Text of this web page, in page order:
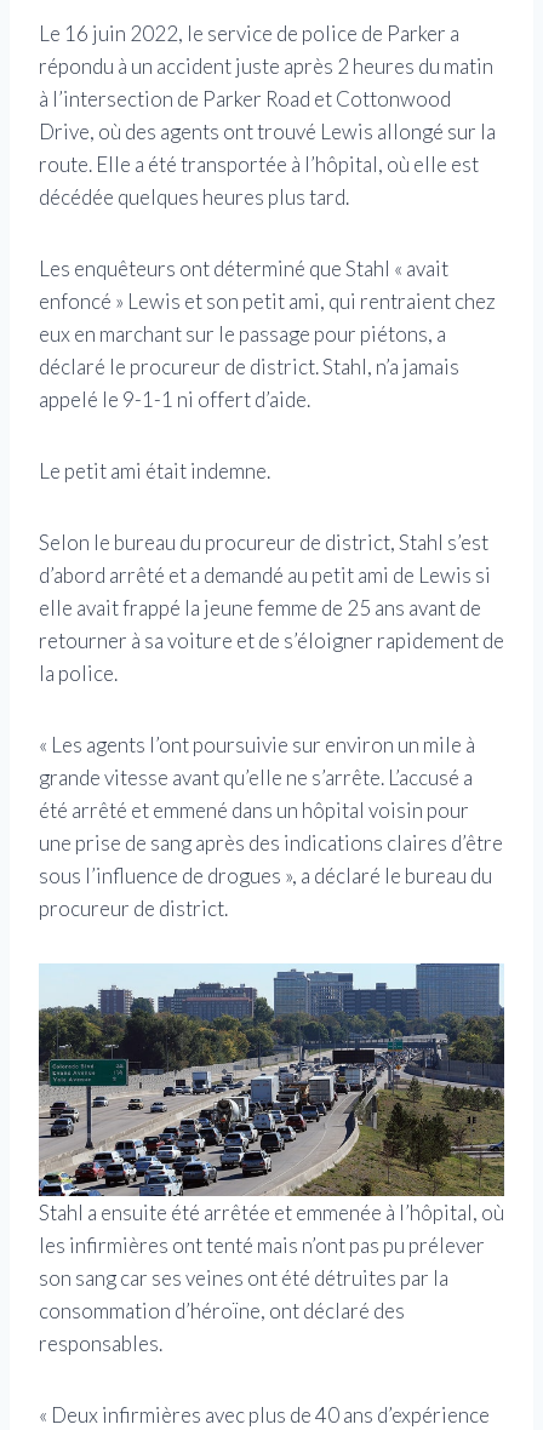
Le 16 juin 2022, le service de police de Parker a
répondu à un accident juste après 2 heures du matin
à l’intersection de Parker Road et Cottonwood
Drive, où des agents ont trouvé Lewis allongé sur la
route. Elle a été transportée à l’hôpital, où elle est
décédée quelques heures plus tard.
Les enquêteurs ont déterminé que Stahl « avait
enfoncé » Lewis et son petit ami, qui rentraient chez
eux en marchant sur le passage pour piétons, a
déclaré le procureur de district. Stahl, n’a jamais
appelé le 9-1-1 ni offert d’aide.
Le petit ami était indemne.
Selon le bureau du procureur de district, Stahl s’est
d’abord arrêté et a demandé au petit ami de Lewis si
elle avait frappé la jeune femme de 25 ans avant de
retourner à sa voiture et de s’éloigner rapidement de
la police.
« Les agents l’ont poursuivie sur environ un mile à
grande vitesse avant qu’elle ne s’arrête. L’accusé a
été arrêté et emmené dans un hôpital voisin pour
une prise de sang après des indications claires d’être
sous l’influence de drogues », a déclaré le bureau du
procureur de district.
Stahl a ensuite été arrêtée et emmenée à l’hôpital, où
les infirmières ont tenté mais n’ont pas pu prélever
son sang car ses veines ont été détruites par la
consommation d’héroïne, ont déclaré des
responsables.
« Deux infirmières avec plus de 40 ans d’expérience